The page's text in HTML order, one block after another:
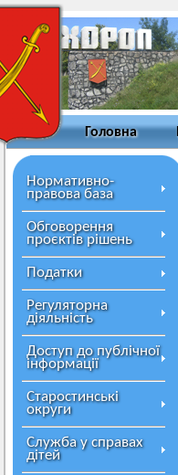
Головна
Нормативно-
правова база
Обговорення
проєктів рішень
Податки
Регуляторна
діяльність
Доступ до публічної
інформації
Старостинські
округи
Служба у справах
дітей